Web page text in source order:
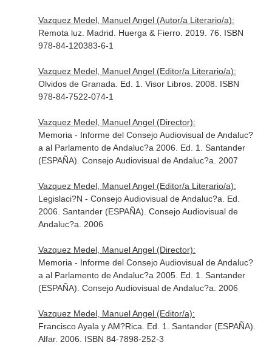
Vazquez Medel, Manuel Angel (Autor/a Literario/a):
Remota luz. Madrid. Huerga & Fierro. 2019. 76. ISBN
978-84-120383-6-1
Vazquez Medel, Manuel Angel (Editor/a Literario/a):
Olvidos de Granada. Ed. 1. Visor Libros. 2008. ISBN
978-84-7522-074-1
Vazquez Medel, Manuel Angel (Director):
Memoria - Informe del Consejo Audiovisual de Andaluc?
a al Parlamento de Andaluc?a 2006. Ed. 1. Santander
(ESPAÑA). Consejo Audiovisual de Andaluc?a. 2007
Vazquez Medel, Manuel Angel (Editor/a Literario/a):
Legislaci?N - Consejo Audiovisual de Andaluc?a. Ed.
2006. Santander (ESPAÑA). Consejo Audiovisual de
Andaluc?a. 2006
Vazquez Medel, Manuel Angel (Director):
Memoria - Informe del Consejo Audiovisual de Andaluc?
a al Parlamento de Andaluc?a 2005. Ed. 1. Santander
(ESPAÑA). Consejo Audiovisual de Andaluc?a. 2006
Vazquez Medel, Manuel Angel (Editor/a):
Francisco Ayala y AM?Rica. Ed. 1. Santander (ESPAÑA).
Alfar. 2006. ISBN 84-7898-252-3